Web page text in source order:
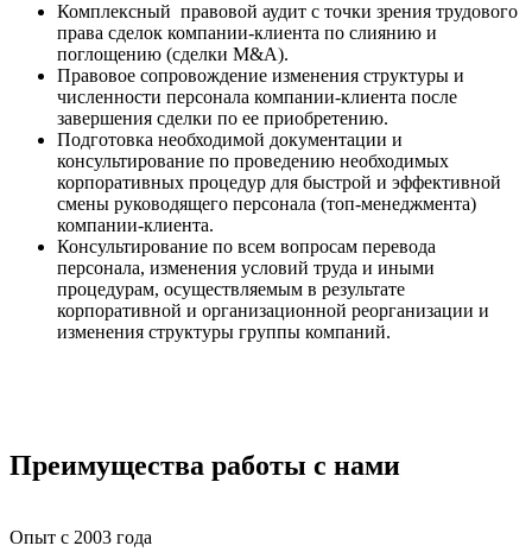
Комплексный правовой аудит с точки зрения трудового
права сделок компании-клиента по слиянию и
поглощению (сделки M&A).
Правовое сопровождение изменения структуры и
численности персонала компании-клиента после
завершения сделки по ее приобретению.
Подготовка необходимой документации и
консультирование по проведению необходимых
корпоративных процедур для быстрой и эффективной
смены руководящего персонала (топ-менеджмента)
компании-клиента.
Консультирование по всем вопросам перевода
персонала, изменения условий труда и иными
процедурам, осуществляемым в результате
корпоративной и организационной реорганизации и
изменения структуры группы компаний.
Преимущества работы с нами
Опыт с 2003 года